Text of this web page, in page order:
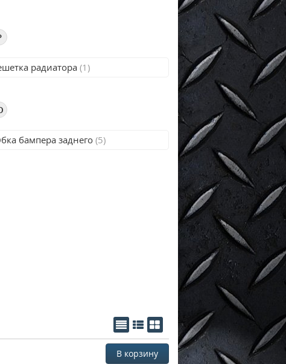
радиатора(1)
бампера заднего(5)
В корзину